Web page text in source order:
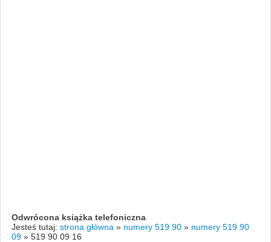
Odwrócona książka telefoniczna
Jesteś tutaj: strona główna » numery 519 90 » numery 519 90
09 » 519 90 09 16